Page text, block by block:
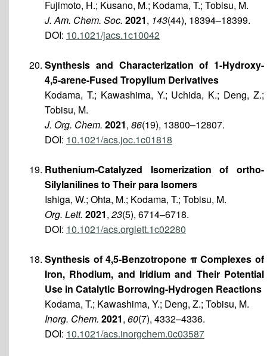
Fujimoto, H.; Kusano, M.; Kodama, T.; Tobisu, M.
J. Am. Chem. Soc. 2021, 143(44), 18394–18399.
DOI: 10.1021/jacs.1c10042
Synthesis and Characterization of 1-Hydroxy-
4,5-arene-Fused Tropylium Derivatives
Kodama, T.; Kawashima, Y.; Uchida, K.; Deng, Z.;
Tobisu, M.
J. Org. Chem. 2021, 86(19), 13800–12807.
DOI: 10.1021/acs.joc.1c01818
Ruthenium-Catalyzed Isomerization of ortho-
Silylanilines to Their para Isomers
Ishiga, W.; Ohta, M.; Kodama, T.; Tobisu, M.
Org. Lett. 2021,23(5), 6714–6718.
DOI: 10.1021/acs.orglett.1c02280
Synthesis of 4,5-Benzotropone π Complexes of
Iron, Rhodium, and Iridium and Their Potential
Use in Catalytic Borrowing-Hydrogen Reactions
Kodama, T.; Kawashima, Y.; Deng, Z.; Tobisu, M.
Inorg. Chem. 2021, 60(7), 4332–4336.
DOI: 10.1021/acs.inorgchem.0c03587